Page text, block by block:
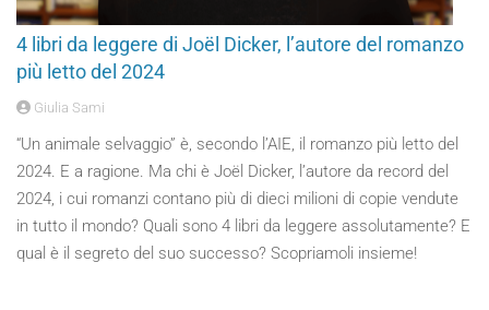
4 libri da leggere di Joël Dicker, l’autore del romanzo
più letto del 2024
Giulia Sami
“Un animale selvaggio” è, secondo l’AIE, il romanzo più letto del
2024. E a ragione. Ma chi è Joël Dicker, l’autore da record del
2024, i cui romanzi contano più di dieci milioni di copie vendute
in tutto il mondo? Quali sono 4 libri da leggere assolutamente? E
qual è il segreto del suo successo? Scopriamoli insieme!